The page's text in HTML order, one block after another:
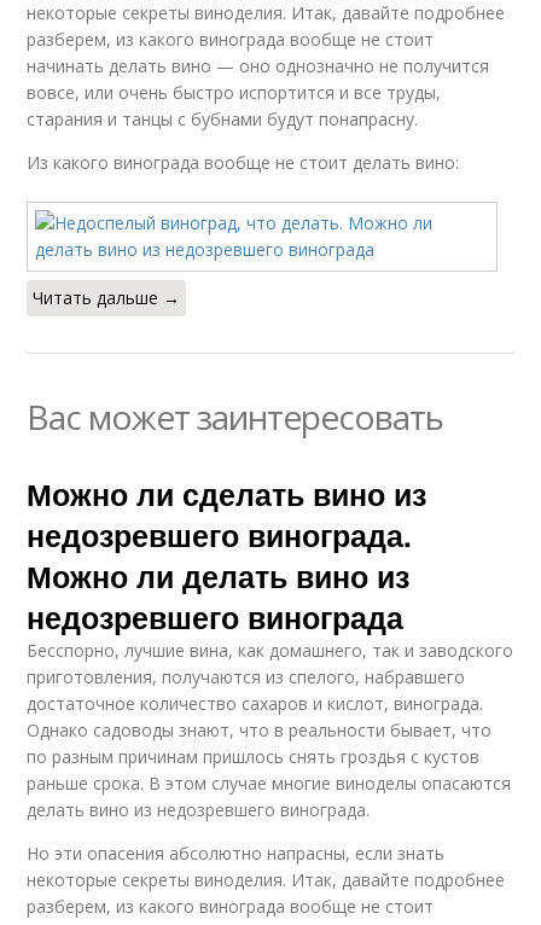
некоторые секреты виноделия. Итак, давайте подробнее
разберем, из какого винограда вообще не стоит
начинать делать вино — оно однозначно не получится
вовсе, или очень быстро испортится и все труды,
старания и танцы с бубнами будут понапрасну.
Из какого винограда вообще не стоит делать вино:
Читать дальше →
Вас может заинтересовать
Можно ли сделать вино из
недозревшего винограда.
Можно ли делать вино из
недозревшего винограда
Бесспорно, лучшие вина, как домашнего, так и заводского
приготовления, получаются из спелого, набравшего
достаточное количество сахаров и кислот, винограда.
Однако садоводы знают, что в реальности бывает, что
по разным причинам пришлось снять гроздья с кустов
раньше срока. В этом случае многие виноделы опасаются
делать вино из недозревшего винограда.
Но эти опасения абсолютно напрасны, если знать
некоторые секреты виноделия. Итак, давайте подробнее
разберем, из какого винограда вообще не стоит